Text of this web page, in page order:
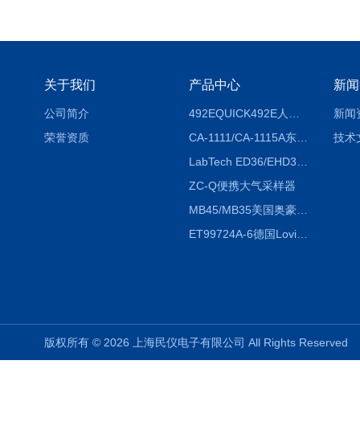
关于我们
公司简介
荣誉资质
产品中心
CA-1111/CA-1115A东京理化EYELA CA-1111/CA-1115A冷却水循环装置
ZC-Q便携大气采样器
MB45/MB35美国奥豪斯OHAUS MB45/MB35卤素红外水分测定仪
ET99724A-6德国Lovibond ET99724A-6微电脑BOD测定仪
新
新闻
技术
版权所有 © 2026 上海民仪电子有限公司 All Rights